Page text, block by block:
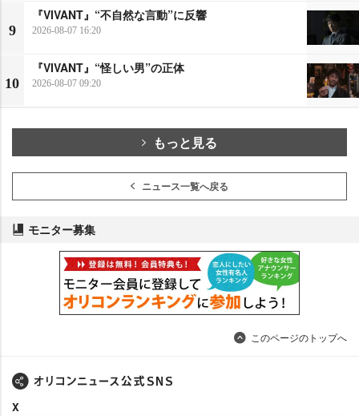
9
『VIVANT』“不自然な言動”に反響
2026-08-07 16:20
10
『VIVANT』“怪しい男”の正体
2026-08-07 09:20
もっと見る
ニュース一覧へ戻る
モニター募集
このページのトップへ
X